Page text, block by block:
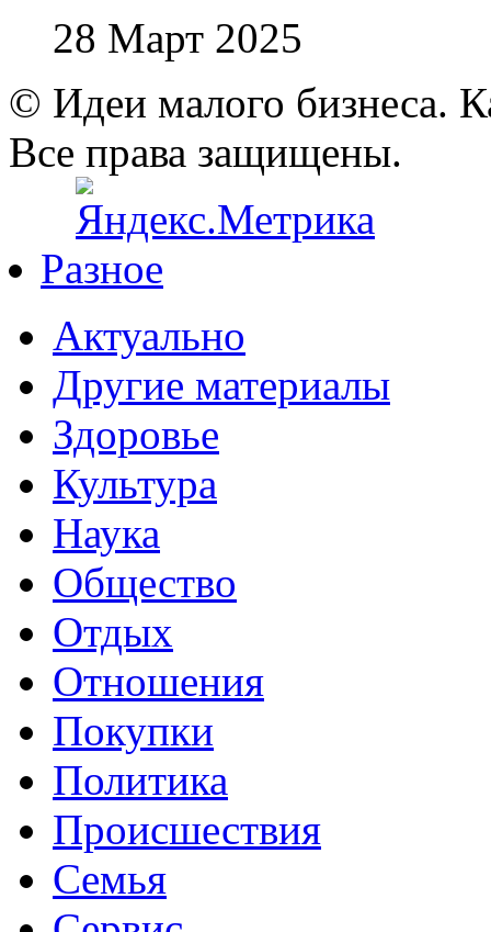
28 Март 2025
© Идеи малого бизнеса.
Все права защищены.
Разное
Актуально
Другие материалы
Здоровье
Культура
Наука
Общество
Отдых
Отношения
Покупки
Политика
Происшествия
Семья